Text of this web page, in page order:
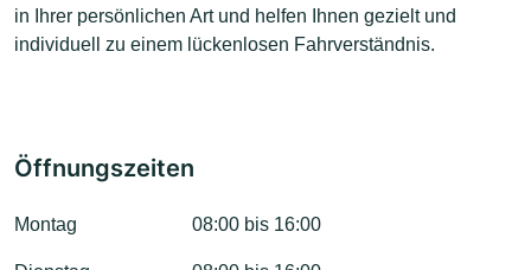
in Ihrer persönlichen Art und helfen Ihnen gezielt und
individuell zu einem lückenlosen Fahrverständnis.
Öffnungszeiten
Montag 08:00 bis 16:00